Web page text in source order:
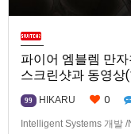
파이어 엠블렘 만자
스크린샷과 동영상
99 HIKARU 0
Intelligent Systems 개발